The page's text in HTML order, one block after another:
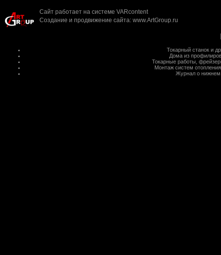
Сайт работает на системе VARcontent
Создание и продвижение сайта: www.ArtGroup.ru
Токарный станок и
Дома из
Токарные работы
Монтаж систем отопления
Журнал о нижнем